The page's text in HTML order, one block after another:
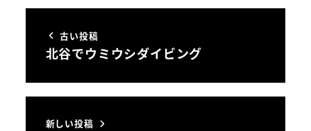
古い投稿
北谷でウミウシダイビング
新しい投稿